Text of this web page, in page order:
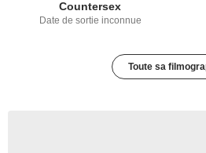
Countersex
Date de sortie inconnue
Toute sa